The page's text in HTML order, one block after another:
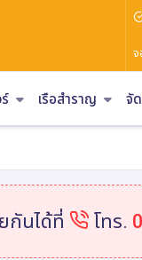
จ
เรือสำราญ จั
กันได้ที่ โทร.